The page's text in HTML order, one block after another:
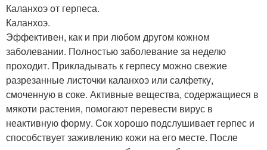
Каланхоэ от герпеса.
Каланхоэ.
Эффективен, как и при любом другом кожном
заболевании. Полностью заболевание за неделю
проходит. Прикладывать к герпесу можно свежие
разрезанные листочки каланхоэ или салфетку,
смоченную в соке. Активные вещества, содержащиеся в
мякоти растения, помогают перевести вирус в
неактивную форму. Сок хорошо подслушивает герпес и
способствует заживлению кожи на его месте. После